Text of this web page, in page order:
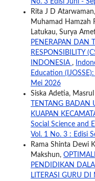
Rita J D
Muhamad Hamzah
Latukau, Surya
PENERAPAN DAN
RESPONSIBILITY
INDONESIA ,
Education
Mei 2026
Siska Adetia,
TENTANG BADAN
KUAPAN
Social Science and
Vol. 1 No. 3 : Edisi
Rama Shinta Dewi
Makshun,
PENDIDIKAN
LITERASI GURU DI